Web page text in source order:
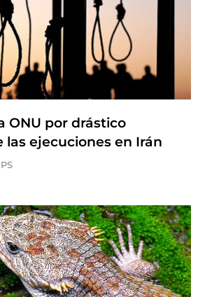
ONU por drástico
las ejecuciones en Irán